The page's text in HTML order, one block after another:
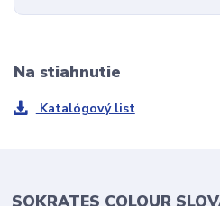
Na stiahnutie
Katalógový list